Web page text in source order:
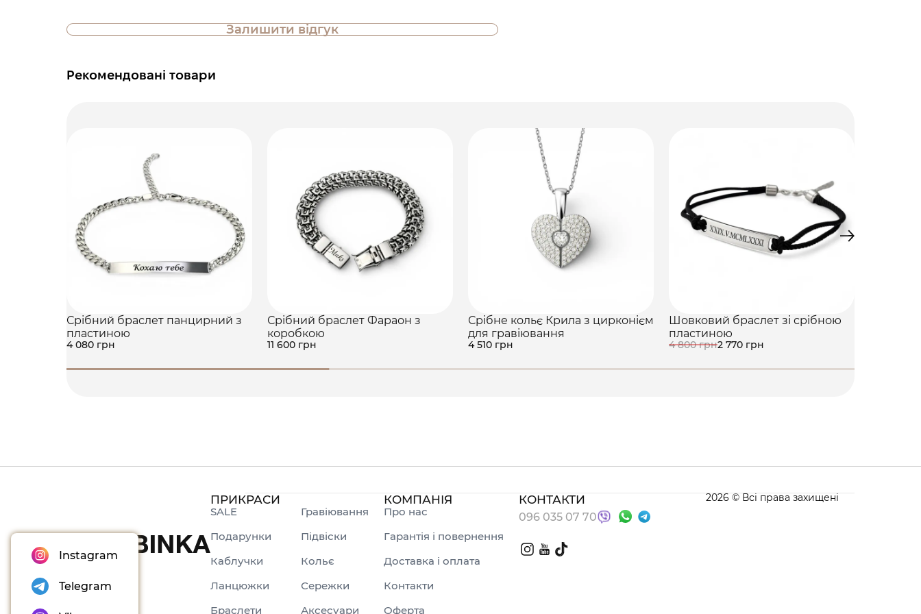
Залишити відгук
Рекомендовані товари
Срібний браслет панцирний з
пластиною
4 080 грн
Срібний браслет Фараон з
коробкою
11 600 грн
Срібне кольє Крила з цирконієм
для гравіювання
4 510 грн
Шовковий браслет зі срібною
пластиною
4 800 грн2 770 грн
ПРИКРАСИ
SALE
Гравіювання
Подарунки
Підвіски
Каблучки
Кольє
Ланцюжки
Сережки
Браслети
Аксесуари
КОМПАНІЯ
Про нас
Гарантія і повернення
Доставка і оплата
Контакти
Оферта
КОНТАКТИ
096 035 07 70
2026 © Всі права захищені
Instagram
Telegram